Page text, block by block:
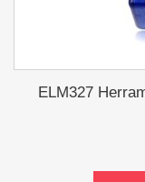
ELM327